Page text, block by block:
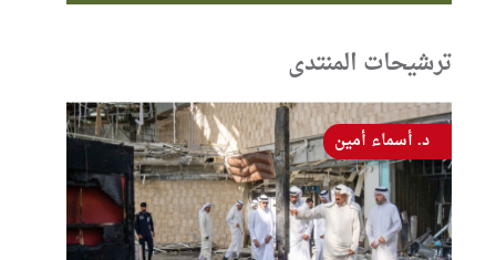
ترشيحات المنتدى
د. أسماء أمين